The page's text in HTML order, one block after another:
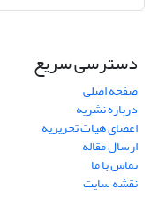
دسترسی سریع
صفحه اصلی
درباره نشریه
اعضای هیات تحریریه
ارسال مقاله
تماس با ما
نقشه سایت